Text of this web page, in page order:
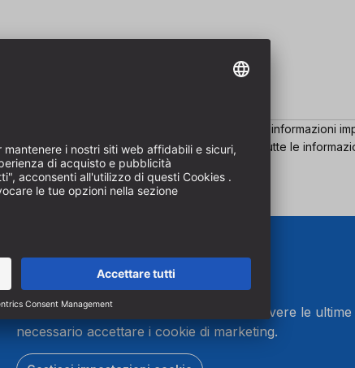
in tempo reale e arricchire i file di fresatura con informazioni
strutturati e, in un secondo momento, avrete tutte le
Per iscriverti alla nostra newsletter e ricevere le
necessario accettare i cookie di marketing.